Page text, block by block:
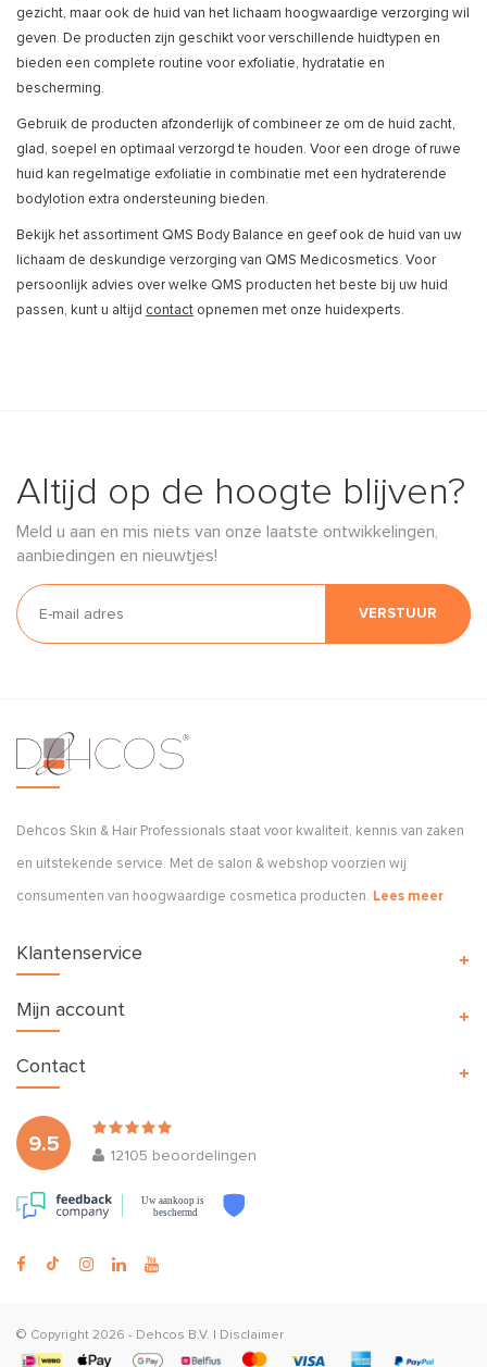
gezicht, maar ook de huid van het lichaam hoogwaardige verzorging wil
geven. De producten zijn geschikt voor verschillende huidtypen en
bieden een complete routine voor exfoliatie, hydratatie en
bescherming.
Gebruik de producten afzonderlijk of combineer ze om de huid zacht,
glad, soepel en optimaal verzorgd te houden. Voor een droge of ruwe
huid kan regelmatige exfoliatie in combinatie met een hydraterende
bodylotion extra ondersteuning bieden.
Bekijk het assortiment QMS Body Balance en geef ook de huid van uw
lichaam de deskundige verzorging van QMS Medicosmetics. Voor
persoonlijk advies over welke QMS producten het beste bij uw huid
passen, kunt u altijd contact opnemen met onze huidexperts.
Altijd op de hoogte blijven?
Meld u aan en mis niets van onze laatste ontwikkelingen,
aanbiedingen en nieuwtjes!
VERSTUUR
Dehcos Skin & Hair Professionals staat voor kwaliteit, kennis van zaken
en uitstekende service. Met de salon & webshop voorzien wij
consumenten van hoogwaardige cosmetica producten. Lees meer
Klantenservice
Mijn account
9.5
12105 beoordelingen
Uw aankoop is
beschermd
Contact
© Copyright 2026 - Dehcos B.V. Disclaimer